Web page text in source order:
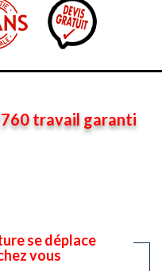
travail garanti
se déplace
vous